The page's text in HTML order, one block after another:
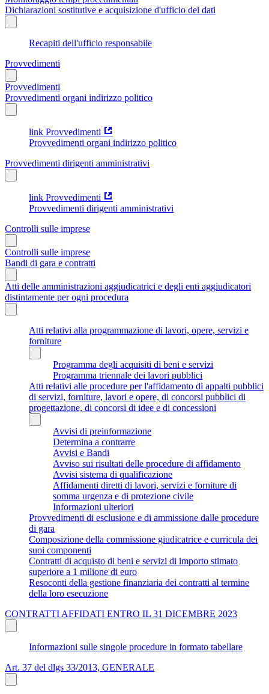
Dichiarazioni sostitutive e acquisizione d'ufficio dei dati
Recapiti dell'ufficio responsabile
Provvedimenti
Provvedimenti
Provvedimenti organi indirizzo politico
link Provvedimenti
Provvedimenti organi indirizzo politico
Provvedimenti dirigenti amministrativi
link Provvedimenti
Provvedimenti dirigenti amministrativi
Controlli sulle imprese
Controlli sulle imprese
Bandi di gara e contratti
Atti delle amministrazioni aggiudicatrici e degli enti aggiudicatori
distintamente per ogni procedura
Atti relativi alla programmazione di lavori, opere, servizi e
forniture
Programma degli acquisiti di beni e servizi
Programma triennale dei lavori pubblici
Atti relativi alle procedure per l'affidamento di appalti pubblici
di servizi, forniture, lavori e opere, di concorsi pubblici di
progettazione, di concorsi di idee e di concessioni
Avvisi di preinformazione
Determina a contrarre
Avvisi e Bandi
Avviso sui risultati delle procedure di affidamento
Avvisi sistema di qualificazione
Affidamenti diretti di lavori, servizi e forniture di
somma urgenza e di protezione civile
Informazioni ulteriori
Provvedimenti di esclusione e di ammissione dalle procedure
di gara
Composizione della commissione giudicatrice e curricula dei
suoi componenti
Contratti di acquisto di beni e servizi di importo stimato
superiore a 1 milione di euro
Resoconti della gestione finanziaria dei contratti al termine
della loro esecuzione
CONTRATTI AFFIDATI ENTRO IL 31 DICEMBRE 2023
Informazioni sulle singole procedure in formato tabellare
Art. 37 del dlgs 33/2013, GENERALE